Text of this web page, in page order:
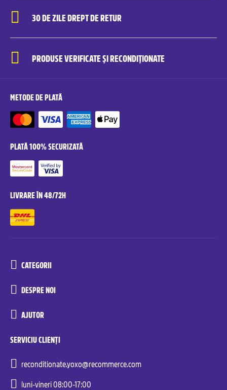
30 DE ZILE DREPT DE RETUR
PRODUSE VERIFICATE ȘI RECONDIȚIONATE
METODE DE PLATĂ
PLATĂ 100% SECURIZATĂ
LIVRARE ÎN 48/72H
CATEGORII
DESPRE NOI
AJUTOR
SERVICIU CLIENȚI
reconditionate.yoxo@recommerce.com
luni-vineri 08:00-17:00